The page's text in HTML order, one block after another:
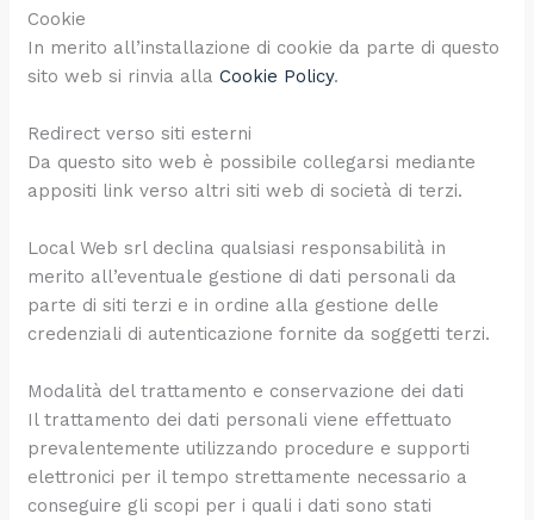
Cookie
In merito all’installazione di cookie da parte di questo
sito web si rinvia allaCookie Policy.
Redirect verso siti esterni
Da questo sito web è possibile collegarsi mediante
appositi link verso altri siti web di società di terzi.
Local Web srl declina qualsiasi responsabilità in
merito all’eventuale gestione di dati personali da
parte di siti terzi e in ordine alla gestione delle
credenziali di autenticazione fornite da soggetti terzi.
Modalità del trattamento e conservazione dei dati
Il trattamento dei dati personali viene effettuato
prevalentemente utilizzando procedure e supporti
elettronici per il tempo strettamente necessario a
conseguire gli scopi per i quali i dati sono stati